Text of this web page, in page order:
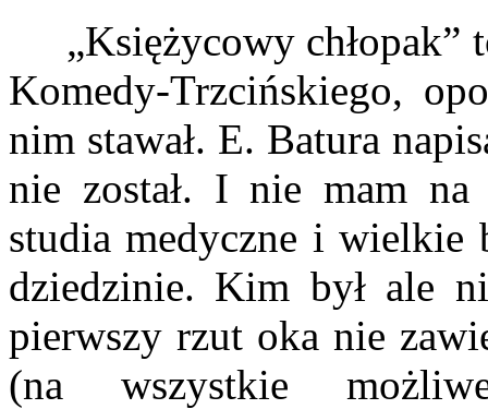
„Księżycowy chłopak”
Komedy-Trzcińskiego,
nim stawał. E. Batura
nie został. I nie mam
studia medyczne i wielkie
dziedzinie. Kim był ale
pierwszy rzut oka nie
(na wszystkie